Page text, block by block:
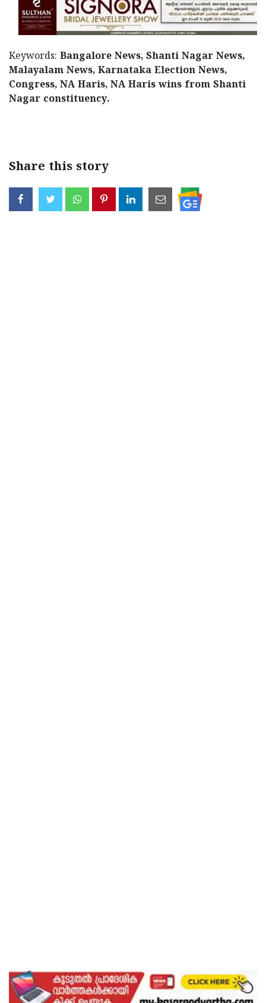
Keywords: Bangalore News, Shanti Nagar News,
Malayalam News, Karnataka Election News,
Congress, NA Haris, NA Haris wins from Shanti
Nagar constituency.
Share this story